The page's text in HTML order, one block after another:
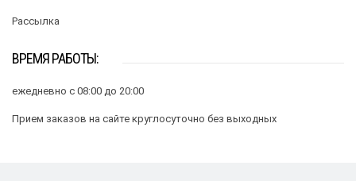
Рассылка
ВРЕМЯ РАБОТЫ:
ежедневно с 08:00 до 20:00
Прием заказов на сайте круглосуточно без выходных